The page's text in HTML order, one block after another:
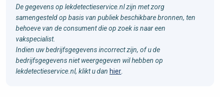
De gegevens op lekdetectieservice.nl zijn met zorg
samengesteld op basis van publiek beschikbare bronnen, ten
behoeve van de consument die op zoek is naar een
vakspecialist.
Indien uw bedrijfsgegevens incorrect zijn, of u de
bedrijfsgegevens niet weergegeven wil hebben op
lekdetectieservice.nl, klikt u dan hier